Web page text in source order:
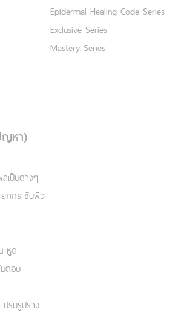
Epidermal Healing Code Series
Exclusive Series
Mastery Series
ญหา)
เป็นต่างๆ
กกระชับผิว
หูด
ตอบ
ปรับรูปร่าง